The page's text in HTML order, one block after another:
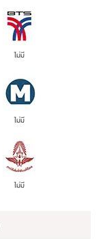
ไม่มี
ไม่มี
ไม่มี